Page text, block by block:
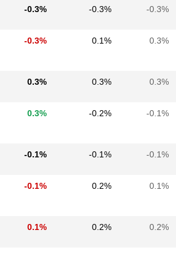
-0.3% -0.3% -0.3%
-0.3% 0.1% 0.3%
0.3% 0.3% 0.3%
0.3% -0.2% -0.1%
-0.1% -0.1% -0.1%
-0.1% 0.2% 0.1%
0.1% 0.2% 0.2%